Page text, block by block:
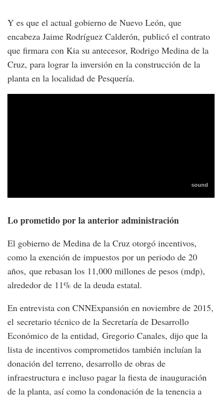
Y es que el actual gobierno de Nuevo León, que
encabeza Jaime Rodríguez Calderón, publicó el contrato
que firmara con Kia su antecesor, Rodrigo Medina de la
Cruz, para lograr la inversión en la construcción de la
planta en la localidad de Pesquería.
Lo prometido por la anterior administración
El gobierno de Medina de la Cruz otorgó incentivos,
como la exención de impuestos por un periodo de 20
años, que rebasan los 11,000 millones de pesos (mdp),
alrededor de 11% de la deuda estatal.
En entrevista con CNNExpansión en noviembre de 2015,
el secretario técnico de la Secretaría de Desarrollo
Económico de la entidad, Gregorio Canales, dijo que la
lista de incentivos comprometidos también incluían la
donación del terreno, desarrollo de obras de
infraestructura e incluso pagar la fiesta de inauguración
de la planta, así como la condonación de la tenencia a